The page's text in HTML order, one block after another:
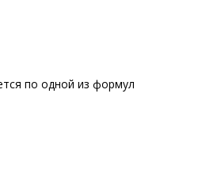
по одной из формул